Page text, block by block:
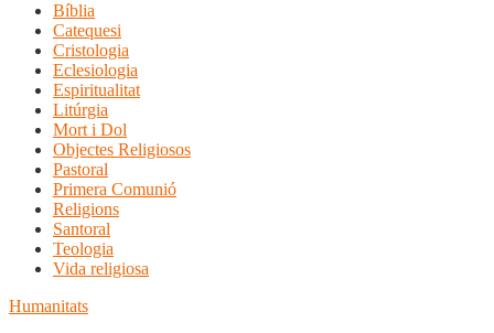
Bíblia
Catequesi
Cristologia
Eclesiologia
Espiritualitat
Litúrgia
Mort i Dol
Objectes Religiosos
Pastoral
Primera Comunió
Religions
Santoral
Teologia
Vida religiosa
Humanitats